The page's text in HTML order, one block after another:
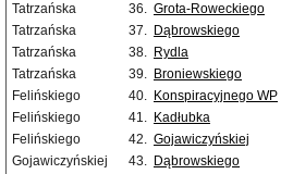
Tatrzańska
36. Grota-Roweckiego
Tatrzańska
37. Dąbrowskiego
Tatrzańska
38. Rydla
Tatrzańska
39. Broniewskiego
Felińskiego
40. Konspiracyjnego WP
Felińskiego
41. Kadłubka
Felińskiego
42. Gojawiczyńskiej
Gojawiczyńskiej
43. Dąbrowskiego